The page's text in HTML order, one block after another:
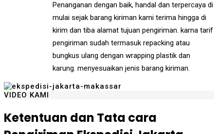
Penanganan dengan baik, handal dan terpercaya di
mulai sejak barang kiriman kami terima hingga di
kirim dan tiba alamat tujuan pengiriman. karna tarif
pengiriman sudah termasuk repacking atau
bungkus ulang dengan wrapping plastik dan
karung. menyesuaikan jenis barang kiriman.
VIDEO KAMI
Ketentuan dan Tata cara